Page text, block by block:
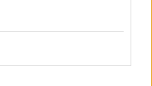
η κίνηση «V» στις
για τα